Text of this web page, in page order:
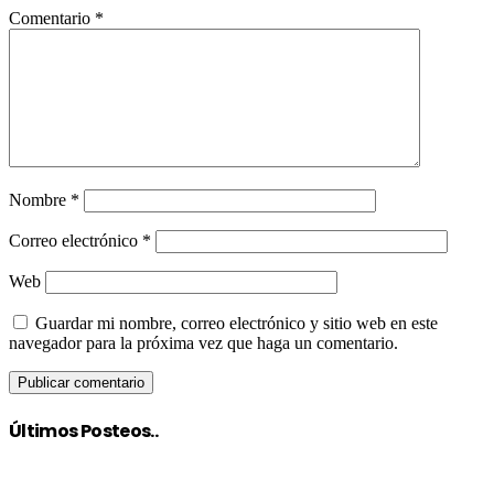
Comentario *
Nombre *
Correo electrónico *
Web
Guardar mi nombre, correo electrónico y sitio web en este
navegador para la próxima vez que haga un comentario.
Últimos Posteos..